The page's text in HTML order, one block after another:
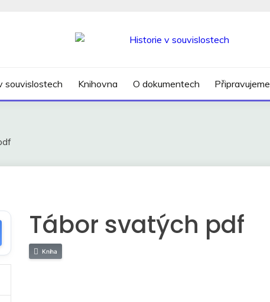
souvislostech Knihovna O dokumentech Připravujeme
Tábor svatých pdf
Kniha